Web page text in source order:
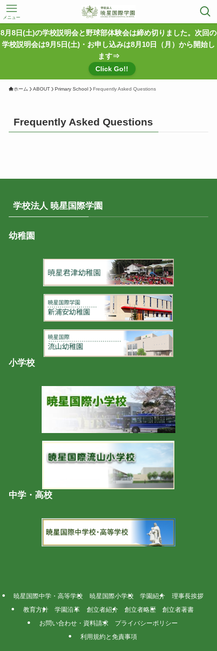
メニュー
8月8日(土)の学校説明会と野球部体験会は締め切りました。次回の
学校説明会は9月5日(土)・お申し込みは8月10日（月）から開始し
ます⇒
Click Go!!
ホーム ABOUT Primary School Frequently Asked Questions
Frequently Asked Questions
学校法人 暁星国際学園
幼稚園
小学校
中学・高校
暁星国際中学・高等学校 暁星国際小学校 学園紹介
理事長挨拶
教育方針
学園沿革 創立者紹介 創立者略歴
創立者著書
お問い合わせ・資料請求
プライバシーポリシー
利用規約と免責事項